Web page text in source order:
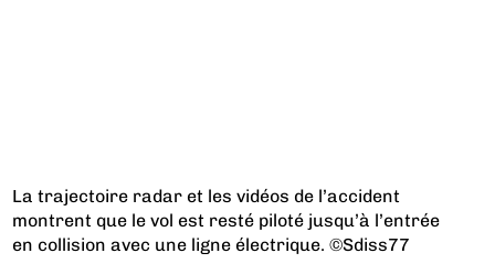
La trajectoire radar et les vidéos de l’accident
montrent que le vol est resté piloté jusqu’à l’entrée
en collision avec une ligne électrique. ©Sdiss77